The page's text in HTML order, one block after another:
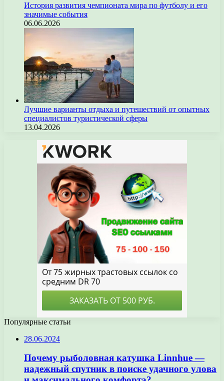
История развития чемпионата мира по футболу и его
значимые события
06.06.2026
Лучшие варианты отдыха и путешествий от опытных
специалистов туристической сферы
13.04.2026
Популярные статьи
28.06.2024
Почему рыболовная катушка Linnhue —
надежный спутник в поиске удачного улова